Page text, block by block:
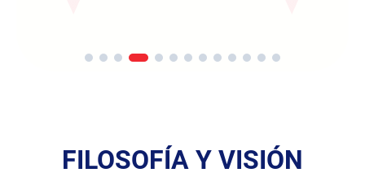
FILOSOFÍA Y VISIÓN